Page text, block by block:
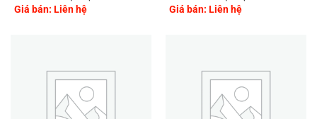
Giá bán: Liên hệ
Giá bán: Liên hệ